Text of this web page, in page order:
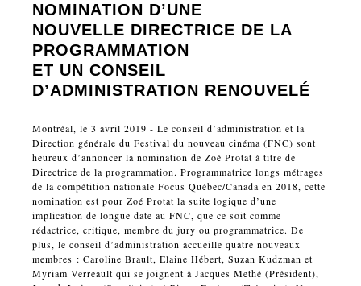
NOMINATION D’UNE
NOUVELLE DIRECTRICE DE LA
PROGRAMMATION
ET UN CONSEIL
D’ADMINISTRATION RENOUVELÉ
Montréal, le 3 avril 2019 - Le conseil d’administration et la
Direction générale du Festival du nouveau cinéma (FNC) sont
heureux d’annoncer la nomination de Zoé Protat à titre de
Directrice de la programmation. Programmatrice longs métrages
de la compétition nationale Focus Québec/Canada en 2018, cette
nomination est pour Zoé Protat la suite logique d’une
implication de longue date au FNC, que ce soit comme
rédactrice, critique, membre du jury ou programmatrice. De
plus, le conseil d’administration accueille quatre nouveaux
membres : Caroline Brault, Élaine Hébert, Suzan Kudzman et
Myriam Verreault qui se joignent à Jacques Methé (Président),